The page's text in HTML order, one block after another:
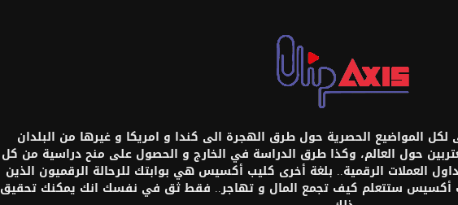
المواضيع الحصرية حول طرق الهجرة الى كندا و امريكا و غيرها من البلدان
حول العالم، وكذا طرق الدراسة في الخارج و الحصول على منح دراسية من كل
العملات الرقمية.. بلغة أخرى كليب أكسيس هي بوابتك للرحالة الرقميون الذين
أكسيس ستتعلم كيف تجمع المال و تهاجر.. فقط ثق في نفسك انك يمكنك تحقيق